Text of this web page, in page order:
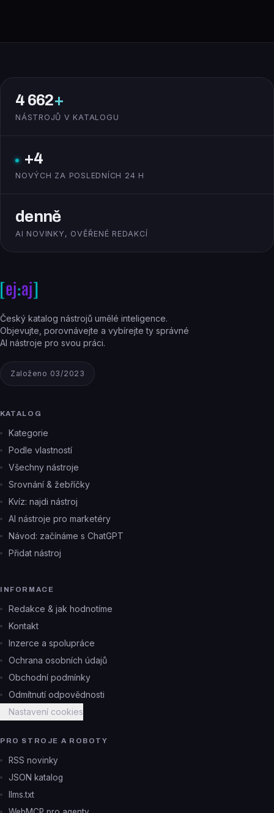
4 662+
NÁSTROJŮ V KATALOGU
+4
NOVÝCH ZA POSLEDNÍCH 24 H
denně
AI NOVINKY, OVĚŘENÉ REDAKCÍ
Český katalog nástrojů umělé inteligence.
Objevujte, porovnávejte a vybírejte ty správné
AI nástroje pro svou práci.
Založeno 03/2023
KATALOG
Kategorie
Podle vlastností
Všechny nástroje
Srovnání & žebříčky
Kvíz: najdi nástroj
AI nástroje pro marketéry
Návod: začínáme s ChatGPT
Přidat nástroj
INFORMACE
Redakce & jak hodnotíme
Kontakt
Inzerce a spolupráce
Ochrana osobních údajů
Obchodní podmínky
Odmítnutí odpovědnosti
Nastavení cookies
PRO STROJE A ROBOTY
RSS novinky
JSON katalog
llms.txt